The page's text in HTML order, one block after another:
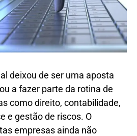
deixou de ser uma aposta
a fazer parte da rotina de
como direito, contabilidade,
e gestão de riscos. O
empresas ainda não